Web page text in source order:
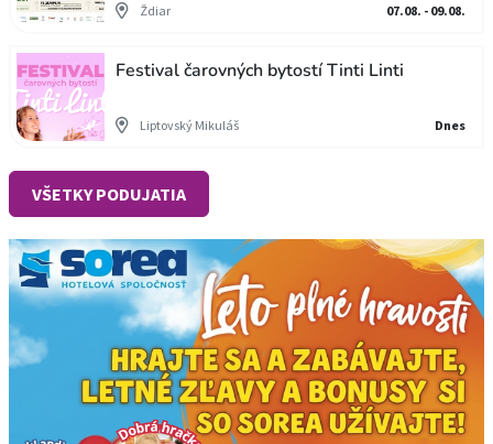
Ždiar 07.08. - 09.08.
Festival čarovných bytostí Tinti Linti
Liptovský Mikuláš Dnes
VŠETKY PODUJATIA